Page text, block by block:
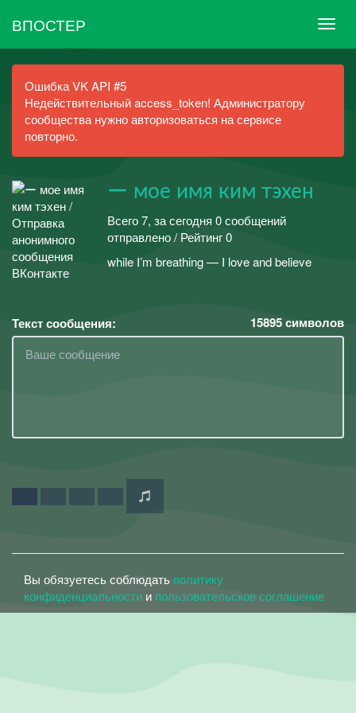
ВПОСТЕР
Ошибка VK API #5
Недействительный access_token! Администратору
сообщества нужно авторизоваться на сервисе
повторно.
ー мое имя ким тэхен
Всего 7, за сегодня 0 сообщений
отправлено / Рейтинг 0
while I’m breathing — I love and believe
Текст сообщения: 15895символов
Вы обязуетесь соблюдать политику
конфиденциальности и пользовательское соглашение